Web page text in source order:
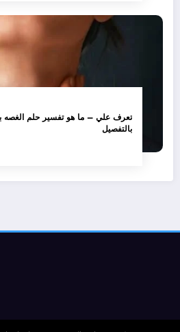
تعرف علي – ما هو تفسير حلم الغصه
بالتفصيل